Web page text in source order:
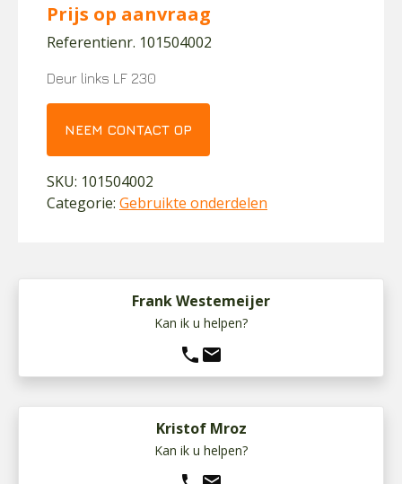
Prijs op aanvraag
Referentienr. 101504002
Deur links LF 230
NEEM CONTACT OP
SKU: 101504002
Categorie: Gebruikte onderdelen
Frank Westemeijer
Kan ik u helpen?
phone mail
Kristof Mroz
Kan ik u helpen?